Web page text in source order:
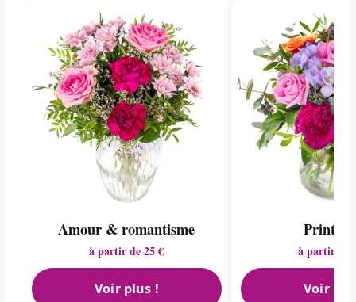
Amour & romantisme
à partir de 25 €
Voir plus !
à partir de
Voir